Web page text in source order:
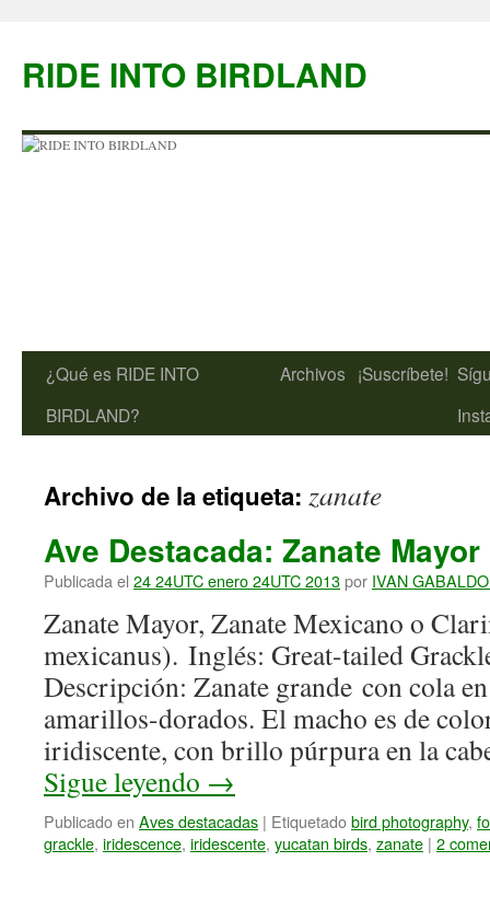
contenido
RIDE INTO BIRDLAND
¿Qué es RIDE INTO
BIRDLAND?
Archivos ¡Suscríbete!
Archivo de la etiqueta: zanate
Ave Destacada: Zanate Mayor
Publicada el 24 24UTC enero 24UTC 2013por IVAN
Zanate Mayor, Zanate Mexicano o
mexicanus). Inglés: Great-tailed
Descripción: Zanate grande con cola
amarillos-dorados. El macho es de
iridiscente, con brillo púrpura en la
Sigue leyendo →
Publicado en Aves destacadas | Etiquetadobird photography,
grackle, iridescence, iridescente, yucatan birds, zanate | 2